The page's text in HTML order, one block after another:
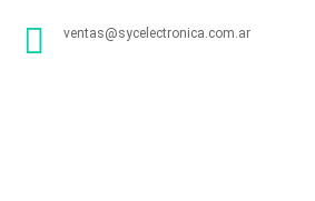
ventas@sycelectronica.com.ar